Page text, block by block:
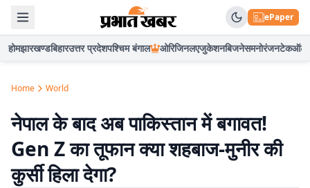
ePaper
होमझारखण्डबिहारउत्तर प्रदेशपश्चिम बंगाल ओरिजिनलएजुकेशनबिजनेसमनोरंजनटेकऑटो
Home World
नेपाल के बाद अब पाकिस्तान में बगावत!
Gen Z का तूफान क्या शहबाज-मुनीर की
कुर्सी हिला देगा?